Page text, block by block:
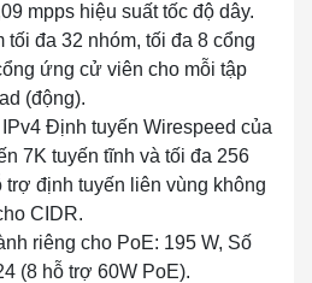
mpps hiệu suất tốc độ dây.
tối đa 32 nhóm, tối đa 8 cổng
ứng cử viên cho mỗi tập
(động).
Định tuyến Wirespeed của
7K tuyến tĩnh và tối đa 256
trợ định tuyến liên vùng không
CIDR.
riêng cho PoE: 195 W, Số
(8 hỗ trợ 60W PoE).